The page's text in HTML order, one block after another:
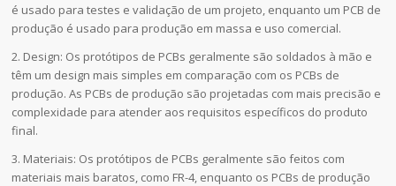
é usado para testes e validação de um projeto, enquanto um PCB de
produção é usado para produção em massa e uso comercial.
2. Design: Os protótipos de PCBs geralmente são soldados à mão e
têm um design mais simples em comparação com os PCBs de
produção. As PCBs de produção são projetadas com mais precisão e
complexidade para atender aos requisitos específicos do produto
final.
3. Materiais: Os protótipos de PCBs geralmente são feitos com
materiais mais baratos, como FR-4, enquanto os PCBs de produção